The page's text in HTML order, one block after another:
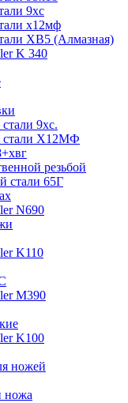
9хс
х12мф
ХВ5 (Алмазная)
K 340
9хс.
стали Х12МФ
резьбой
стали 65Г
N690
K110
M390
K100
ножей
ножа